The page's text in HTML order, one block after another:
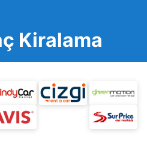
Kiralama